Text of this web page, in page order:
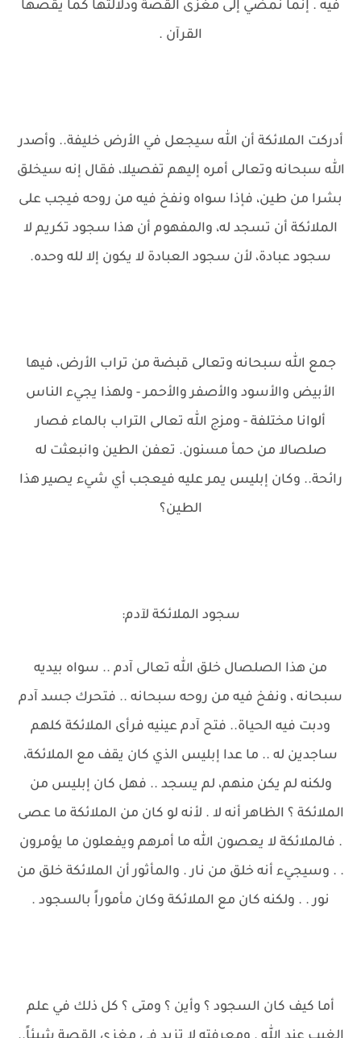
فيه . إنما نمضي إلى مغزى القصة ودلالتها كما يقصها
القرآن .
أدركت الملائكة أن الله سيجعل في الأرض خليفة.. وأصدر
الله سبحانه وتعالى أمره إليهم تفصيلا، فقال إنه سيخلق
بشرا من طين، فإذا سواه ونفخ فيه من روحه فيجب على
الملائكة أن تسجد له، والمفهوم أن هذا سجود تكريم لا
سجود عبادة، لأن سجود العبادة لا يكون إلا لله وحده.
جمع الله سبحانه وتعالى قبضة من تراب الأرض، فيها
الأبيض والأسود والأصفر والأحمر - ولهذا يجيء الناس
ألوانا مختلفة - ومزج الله تعالى التراب بالماء فصار
صلصالا من حمأ مسنون. تعفن الطين وانبعثت له
رائحة.. وكان إبليس يمر عليه فيعجب أي شيء يصير هذا
الطين؟
سجود الملائكة لآدم:
من هذا الصلصال خلق الله تعالى آدم .. سواه بيديه
سبحانه ، ونفخ فيه من روحه سبحانه .. فتحرك جسد آدم
ودبت فيه الحياة.. فتح آدم عينيه فرأى الملائكة كلهم
ساجدين له .. ما عدا إبليس الذي كان يقف مع الملائكة،
ولكنه لم يكن منهم، لم يسجد .. فهل كان إبليس من
الملائكة ؟ الظاهر أنه لا . لأنه لو كان من الملائكة ما عصى
. فالملائكة لا يعصون الله ما أمرهم ويفعلون ما يؤمرون
. . وسيجيء أنه خلق من نار . والمأثور أن الملائكة خلق من
نور . . ولكنه كان مع الملائكة وكان مأموراً بالسجود .
أما كيف كان السجود ؟ وأين ؟ ومتى ؟ كل ذلك في علم